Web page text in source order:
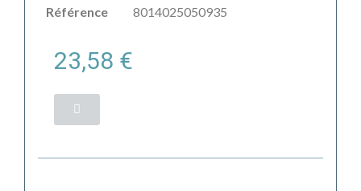
Référence 8014025050935
23,58 €